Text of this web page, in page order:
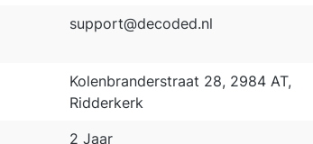
support@decoded.nl
Kolenbranderstraat 28, 2984 AT,
Ridderkerk
2 Jaar